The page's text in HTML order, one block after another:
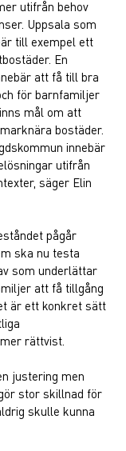
utifrån behov
Uppsala som
till exempel ett
En
att få till bra
för barnfamiljer
mål om att
bostäder.
innebär
utifrån
säger Elin
pågår
ska nu testa
som underlättar
att få tillgång
är ett konkret sätt
rättvist.
justering men
stor skillnad för
skulle kunna